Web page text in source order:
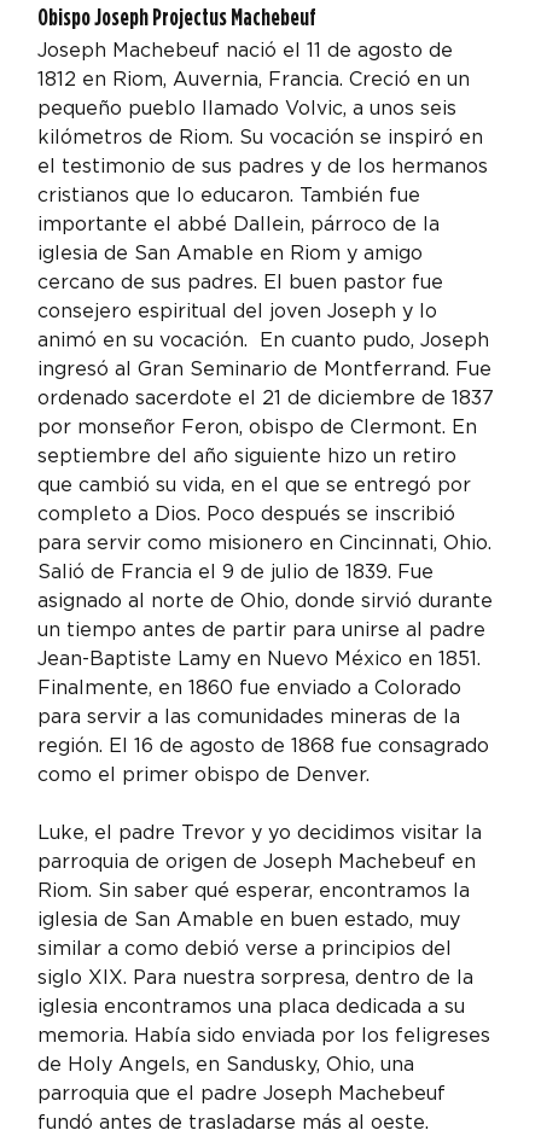
Obispo Joseph Projectus Machebeuf
Joseph Machebeuf nació el 11 de agosto de
1812 en Riom, Auvernia, Francia. Creció en un
pequeño pueblo llamado Volvic, a unos seis
kilómetros de Riom. Su vocación se inspiró en
el testimonio de sus padres y de los hermanos
cristianos que lo educaron. También fue
importante el abbé Dallein, párroco de la
iglesia de San Amable en Riom y amigo
cercano de sus padres. El buen pastor fue
consejero espiritual del joven Joseph y lo
animó en su vocación.  En cuanto pudo, Joseph
ingresó al Gran Seminario de Montferrand. Fue
ordenado sacerdote el 21 de diciembre de 1837
por monseñor Feron, obispo de Clermont. En
septiembre del año siguiente hizo un retiro
que cambió su vida, en el que se entregó por
completo a Dios. Poco después se inscribió
para servir como misionero en Cincinnati, Ohio.
Salió de Francia el 9 de julio de 1839. Fue
asignado al norte de Ohio, donde sirvió durante
un tiempo antes de partir para unirse al padre
Jean-Baptiste Lamy en Nuevo México en 1851.
Finalmente, en 1860 fue enviado a Colorado
para servir a las comunidades mineras de la
región. El 16 de agosto de 1868 fue consagrado
como el primer obispo de Denver.
Luke, el padre Trevor y yo decidimos visitar la
parroquia de origen de Joseph Machebeuf en
Riom. Sin saber qué esperar, encontramos la
iglesia de San Amable en buen estado, muy
similar a como debió verse a principios del
siglo XIX. Para nuestra sorpresa, dentro de la
iglesia encontramos una placa dedicada a su
memoria. Había sido enviada por los feligreses
de Holy Angels, en Sandusky, Ohio, una
parroquia que el padre Joseph Machebeuf
fundó antes de trasladarse más al oeste.